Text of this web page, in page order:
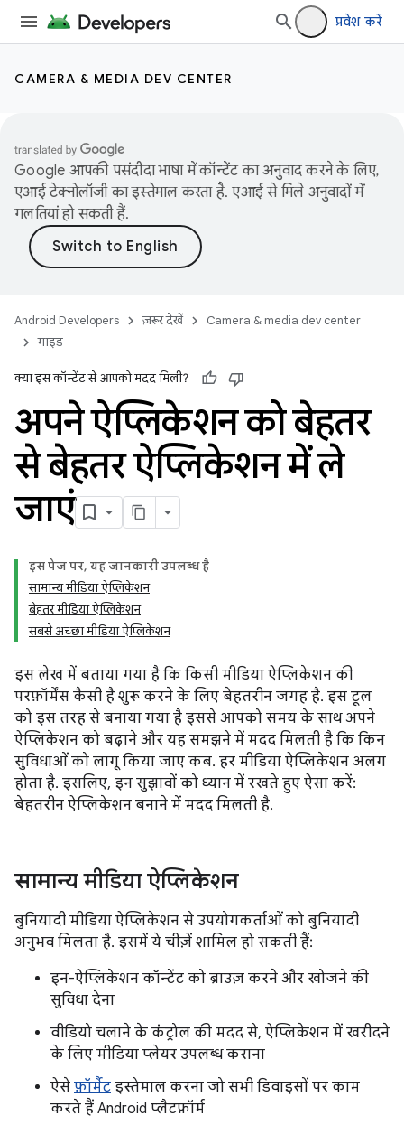
प्रवेश करें
CAMERA & MEDIA DEV CENTER
Google आपकी पसंदीदा भाषा में कॉन्टेंट का अनुवाद करने के लिए,
एआई टेक्नोलॉजी का इस्तेमाल करता है. एआई से मिले अनुवादों में
गलतियां हो सकती हैं.
Android Developers ज़रूर देखें
Camera & media dev center
गाइड
क्या इस कॉन्टेंट से आपको मदद मिली?
अपने ऐप्लिकेशन को बेहतर
से बेहतर ऐप्लिकेशन में ले
जाएं
इस पेज पर, यह जानकारी उपलब्ध है
सामान्य मीडिया ऐप्लिकेशन
बेहतर मीडिया ऐप्लिकेशन
सबसे अच्छा मीडिया ऐप्लिकेशन
इस लेख में बताया गया है कि किसी मीडिया ऐप्लिकेशन की
परफ़ॉर्मेंस कैसी है शुरू करने के लिए बेहतरीन जगह है. इस टूल
को इस तरह से बनाया गया है इससे आपको समय के साथ अपने
ऐप्लिकेशन को बढ़ाने और यह समझने में मदद मिलती है कि किन
सुविधाओं को लागू किया जाए कब. हर मीडिया ऐप्लिकेशन अलग
होता है. इसलिए, इन सुझावों को ध्यान में रखते हुए ऐसा करें:
बेहतरीन ऐप्लिकेशन बनाने में मदद मिलती है.
सामान्य मीडिया ऐप्लिकेशन
बुनियादी मीडिया ऐप्लिकेशन से उपयोगकर्ताओं को बुनियादी
अनुभव मिलता है. इसमें ये चीज़ें शामिल हो सकती हैं:
इन-ऐप्लिकेशन कॉन्टेंट को ब्राउज़ करने और खोजने की
सुविधा देना
वीडियो चलाने के कंट्रोल की मदद से, ऐप्लिकेशन में खरीदने
के लिए मीडिया प्लेयर उपलब्ध कराना
ऐसे फ़ॉर्मैट इस्तेमाल करना जो सभी डिवाइसों पर काम
करते हैं Android प्लैटफ़ॉर्म